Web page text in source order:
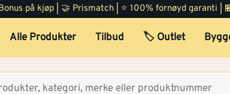
på kjøp | 🤝 Prismatch | ⭐ 100% fornøyd garanti |
Alle Produkter Tilbud 🏷️ Outlet